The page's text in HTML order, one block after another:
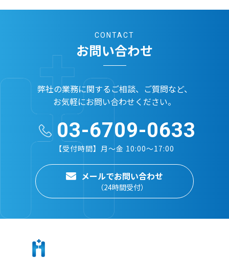
CONTACT
お問い合わせ
弊社の業務に関するご相談、ご質問など、
お気軽にお問い合わせください。
03-6709-0633
【受付時間】月～金 10:00～17:00
メールでお問い合わせ
（24時間受付）